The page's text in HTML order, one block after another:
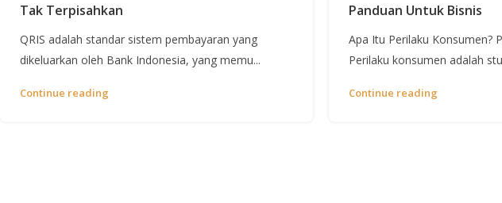
Tak Terpisahkan
QRIS adalah standar sistem pembayaran yang
dikeluarkan oleh Bank Indonesia, yang memu...
Continue reading
Panduan Untuk Bisnis
Apa Itu Perilaku Konsumen?
Perilaku konsumen adalah
Continue reading